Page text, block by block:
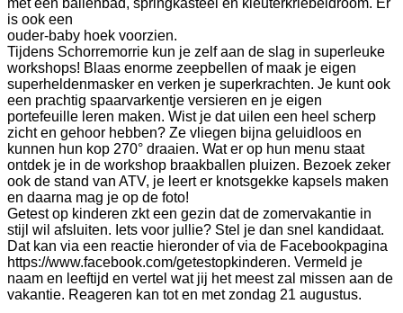
is ook een
ouder-baby hoek voorzien.
Tijdens Schorremorrie kun je zelf aan de slag in superleuke
workshops! Blaas enorme zeepbellen of maak je eigen
superheldenmasker en verken je superkrachten. Je kunt ook
een prachtig spaarvarkentje versieren en je eigen
portefeuille leren maken. Wist je dat uilen een heel scherp
zicht en gehoor hebben? Ze vliegen bijna geluidloos en
kunnen hun kop 270° draaien. Wat er op hun menu staat
ontdek je in de workshop braakballen pluizen. Bezoek zeker
ook de stand van ATV, je leert er knotsgekke kapsels maken
en daarna mag je op de foto!
Getest op kinderen zkt een gezin dat de zomervakantie in
stijl wil afsluiten. Iets voor jullie? Stel je dan snel kandidaat.
Dat kan via een reactie hieronder of via de Facebookpagina
https://www.facebook.com/getestopkinderen. Vermeld je
naam en leeftijd en vertel wat jij het meest zal missen aan de
vakantie. Reageren kan tot en met zondag 21 augustus.